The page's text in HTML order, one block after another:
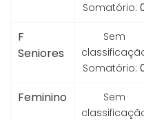
Somatório:
F
Seniores
Sem
Somatório:
Feminino
Sem